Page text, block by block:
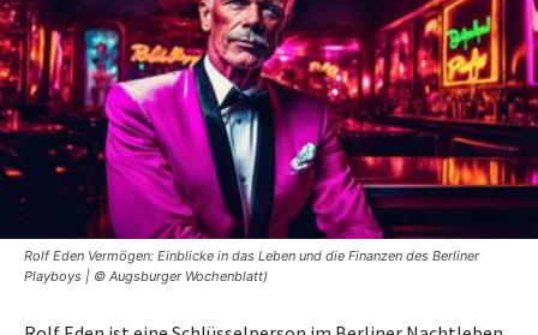
Rolf Eden Vermögen: Einblicke in das Leben und die Finanzen des Berliner
Playboys | © Augsburger Wochenblatt)